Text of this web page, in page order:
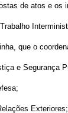
de atos e os
que o
e Segurança
Exteriores;